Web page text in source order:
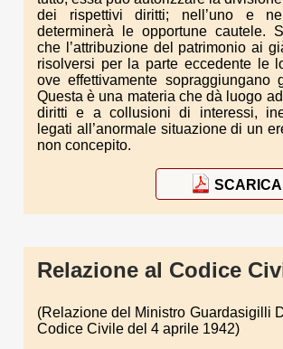
dei rispettivi diritti; nell’uno e
determinerà le opportune cautele.
che l’attribuzione del patrimonio ai
risolversi per la parte eccedente le
ove effettivamente sopraggiungano
Questa è una materia che dà luogo
diritti e a collusioni di interessi,
legati all’anormale situazione di un
non concepito.
Relazione al Codice
(Relazione del Ministro Guardasigilli
Codice Civile del 4 aprile 1942)